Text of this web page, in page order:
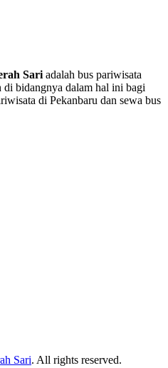
Sari adalah bus pariwisata
di bidangnya dalam hal ini bagi
di Pekanbaru dan sewa bus
Sari. All rights reserved.